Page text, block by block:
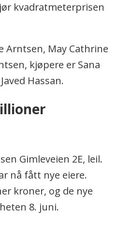
kvadratmeterprisen
Arntsen, May Cathrine
kjøpere er Sana
Hassan.
Gimleveien 2E, leil.
nå fått nye eiere.
kroner, og de nye
8. juni.